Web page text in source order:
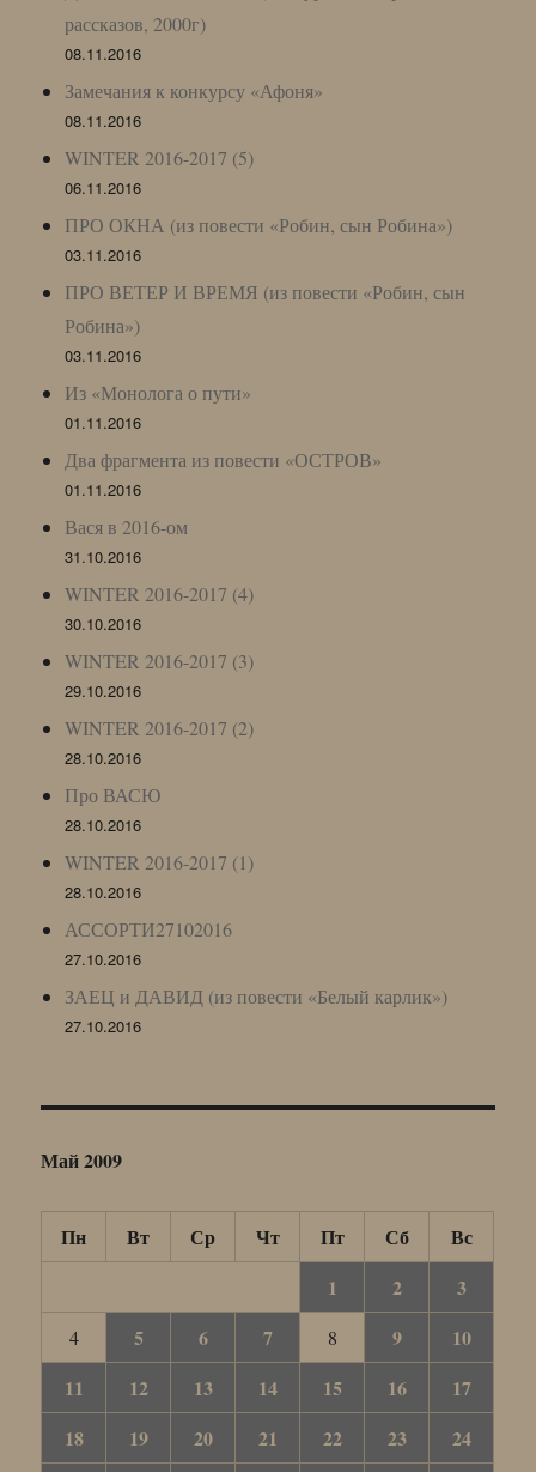
рассказов, 2000г)
08.11.2016
Замечания к конкурсу «Афоня»
08.11.2016
WINTER 2016-2017 (5)
06.11.2016
ПРО ОКНА (из повести «Робин, сын Робина»)
03.11.2016
ПРО ВЕТЕР И ВРЕМЯ (из повести «Робин, сын
Робина»)
03.11.2016
Из «Монолога о пути»
01.11.2016
Два фрагмента из повести «ОСТРОВ»
01.11.2016
Вася в 2016-ом
31.10.2016
WINTER 2016-2017 (4)
30.10.2016
WINTER 2016-2017 (3)
29.10.2016
WINTER 2016-2017 (2)
28.10.2016
Про ВАСЮ
28.10.2016
WINTER 2016-2017 (1)
28.10.2016
АССОРТИ27102016
27.10.2016
ЗАЕЦ и ДАВИД (из повести «Белый карлик»)
27.10.2016
Май 2009
Пн Вт Ср Чт Пт Сб
Вс
1
2 3
4 5 6 7 8 9
10
11
12 13 14 15 16
17
18
19 20 21 22 23
24